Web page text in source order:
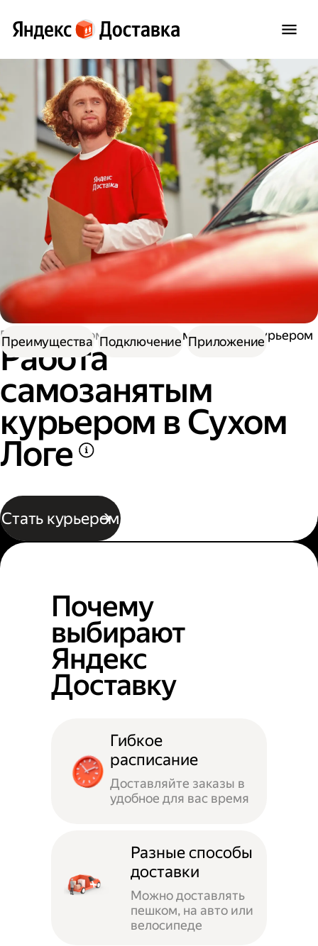
Работа курьером Работа самозанятым курьером
Работа
самозанятым
курьером в Сухом
Логе
Стать курьером
Преимущества Подключение Приложение
Почему
выбирают
Яндекс
Доставку
Гибкое
расписание
Доставляйте заказы в
удобное для вас время
Разные способы
доставки
Можно доставлять
пешком, на авто или
велосипеде